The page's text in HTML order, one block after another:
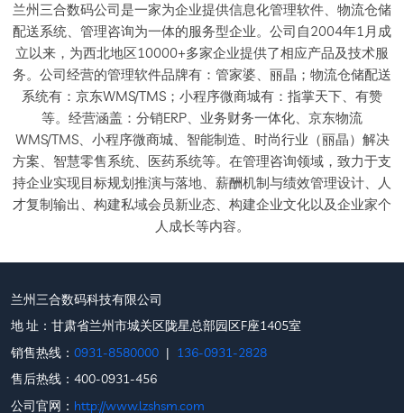
兰州三合数码公司是一家为企业提供信息化管理软件、物流仓储
配送系统、管理咨询为一体的服务型企业。公司自2004年1月成
立以来，为西北地区10000+多家企业提供了相应产品及技术服
务。公司经营的管理软件品牌有：管家婆、丽晶；物流仓储配送
系统有：京东WMS/TMS；小程序微商城有：指掌天下、有赞
等。经营涵盖：分销ERP、业务财务一体化、京东物流
WMS/TMS、小程序微商城、智能制造、时尚行业（丽晶）解决
方案、智慧零售系统、医药系统等。在管理咨询领域，致力于支
持企业实现目标规划推演与落地、薪酬机制与绩效管理设计、人
才复制输出、构建私域会员新业态、构建企业文化以及企业家个
人成长等内容。
兰州三合数码科技有限公司
地 址：甘肃省兰州市城关区陇星总部园区F座1405室
销售热线： 0931-8580000 | 136-0931-2828
售后热线：400-0931-456
公司官网： http://www.lzshsm.com